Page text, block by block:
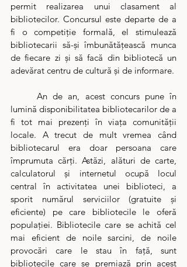
permit realizarea unui clasament al
bibliotecilor. Concursul este departe de a
fi o competiție formală, el stimulează
bibliotecarii să-și îmbunătățească munca
de fiecare zi și să facă din bibliotecă un
adevărat centru de cultură și de informare.
	An de an, acest concurs pune în
lumină disponibilitatea bibliotecarilor de a
fi tot mai prezenți în viața comunității
locale. A trecut de mult vremea când
bibliotecarul era doar persoana care
împrumuta cărți. Astăzi, alături de carte,
calculatorul și internetul ocupă locul
central în activitatea unei biblioteci, a
sporit numărul serviciilor (gratuite și
eficiente) pe care bibliotecile le oferă
populației. Bibliotecile care se achită cel
mai eficient de noile sarcini, de noile
provocări care le stau în față, sunt
bibliotecile care se premiază prin acest